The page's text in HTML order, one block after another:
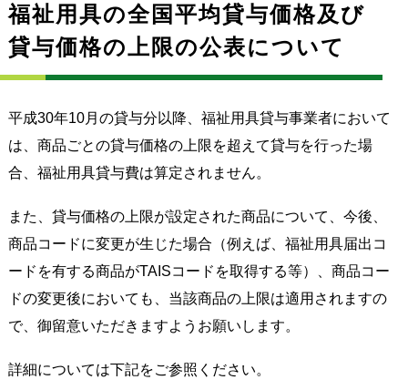
福祉用具の全国平均貸与価格及び
貸与価格の上限の公表について
平成30年10月の貸与分以降、福祉用具貸与事業者において
は、商品ごとの貸与価格の上限を超えて貸与を行った場
合、福祉用具貸与費は算定されません。
また、貸与価格の上限が設定された商品について、今後、
商品コードに変更が生じた場合（例えば、福祉用具届出コ
ードを有する商品がTAISコードを取得する等）、商品コー
ドの変更後においても、当該商品の上限は適用されますの
で、御留意いただきますようお願いします。
詳細については下記をご参照ください。